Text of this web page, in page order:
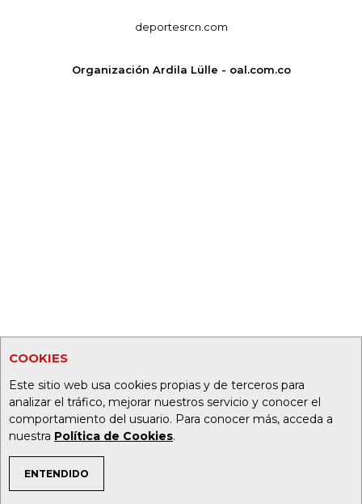
COOKIES
Este sitio web usa cookies propias y de terceros para
analizar el tráfico, mejorar nuestros servicio y conocer el
comportamiento del usuario. Para conocer más, acceda a
nuestra Política de Cookies.
ENTENDIDO
TEMAS DE INTERÉS
deportesrcn.com
Organización Ardila Lülle - oal.com.co